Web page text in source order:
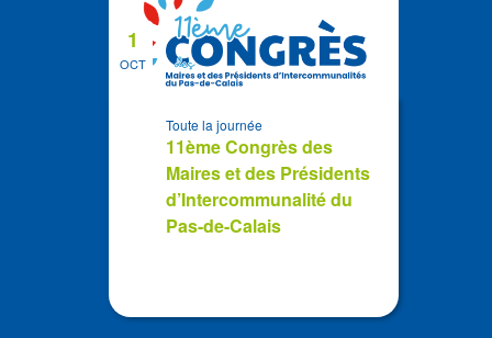
OCT
1
11ème Congrès des
Maires et des Présidents
d’Intercommunalité du
Pas-de-Calais
Toute la journée